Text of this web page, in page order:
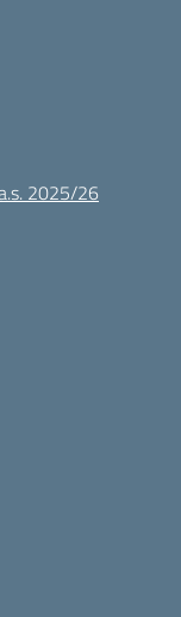
2025/26